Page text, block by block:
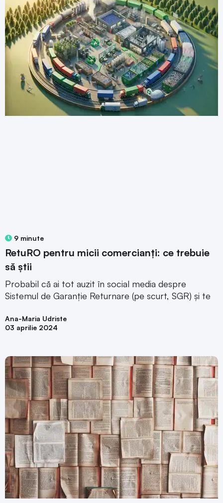
9 minute
RetuRO pentru micii comercianți: ce trebuie
să știi
Probabil că ai tot auzit în social media despre
Sistemul de Garanție Returnare (pe scurt, SGR) și te
Ana-Maria Udriste
03 aprilie 2024